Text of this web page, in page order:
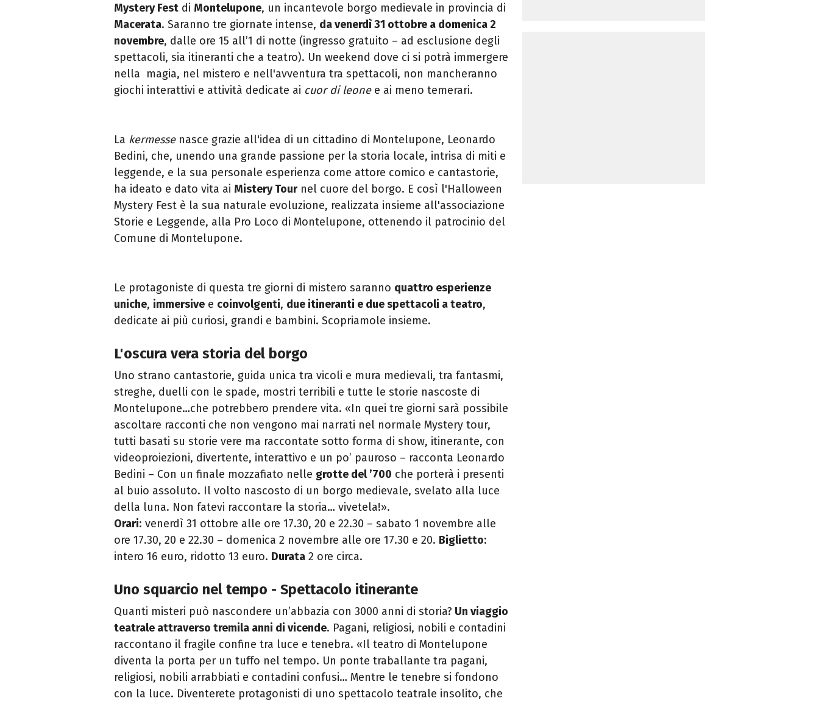
Mystery Fest di Montelupone, un incantevole borgo medievale in provincia di
Macerata. Saranno tre giornate intense, da venerdì 31 ottobre a domenica 2
novembre, dalle ore 15 all’1 di notte (ingresso gratuito – ad esclusione degli
spettacoli, sia itineranti che a teatro). Un weekend dove ci si potrà immergere
nella magia, nel mistero e nell'avventura tra spettacoli, non mancheranno
giochi interattivi e attività dedicate ai cuor di leonee ai meno temerari.
La kermessenasce grazie all'idea di un cittadino di Montelupone, Leonardo
Bedini, che, unendo una grande passione per la storia locale, intrisa di miti e
leggende, e la sua personale esperienza come attore comico e cantastorie,
ha ideato e dato vita ai Mistery Tournel cuore del borgo. E così l'Halloween
Mystery Fest è la sua naturale evoluzione, realizzata insieme all'associazione
Storie e Leggende, alla Pro Loco di Montelupone, ottenendo il patrocinio del
Comune di Montelupone.
Le protagoniste di questa tre giorni di mistero saranno quattro esperienze
uniche, immersive e coinvolgenti, due itineranti e due spettacoli a teatro,
dedicate ai più curiosi, grandi e bambini. Scopriamole insieme.
L'oscura vera storia del borgo
Uno strano cantastorie, guida unica tra vicoli e mura medievali, tra fantasmi,
streghe, duelli con le spade, mostri terribili e tutte le storie nascoste di
Montelupone…che potrebbero prendere vita. «In quei tre giorni sarà possibile
ascoltare racconti che non vengono mai narrati nel normale Mystery tour,
tutti basati su storie vere ma raccontate sotto forma di show, itinerante, con
videoproiezioni, divertente, interattivo e un po’ pauroso – racconta Leonardo
Bedini – Con un finale mozzafiato nelle grotte del ’700 che porterà i presenti
al buio assoluto. Il volto nascosto di un borgo medievale, svelato alla luce
della luna. Non fatevi raccontare la storia… vivetela!».
Orari: venerdì 31 ottobre alle ore 17.30, 20 e 22.30 – sabato 1 novembre alle
ore 17.30, 20 e 22.30 – domenica 2 novembre alle ore 17.30 e 20. Biglietto:
intero 16 euro, ridotto 13 euro. Durata 2 ore circa.
Uno squarcio nel tempo - Spettacolo itinerante
Quanti misteri può nascondere un’abbazia con 3000 anni di storia? Un viaggio
teatrale attraverso tremila anni di vicende. Pagani, religiosi, nobili e contadini
raccontano il fragile confine tra luce e tenebra. «Il teatro di Montelupone
diventa la porta per un tuffo nel tempo. Un ponte traballante tra pagani,
religiosi, nobili arrabbiati e contadini confusi… Mentre le tenebre si fondono
con la luce. Diventerete protagonisti di uno spettacolo teatrale insolito, che